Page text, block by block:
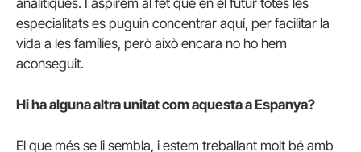
especialitats es puguin concentrar aquí, per facilitar la
vida a les famílies, però això encara no ho hem
aconseguit.
Hi ha alguna altra unitat com aquesta a Espanya?
El que més se li sembla, i estem treballant molt bé amb